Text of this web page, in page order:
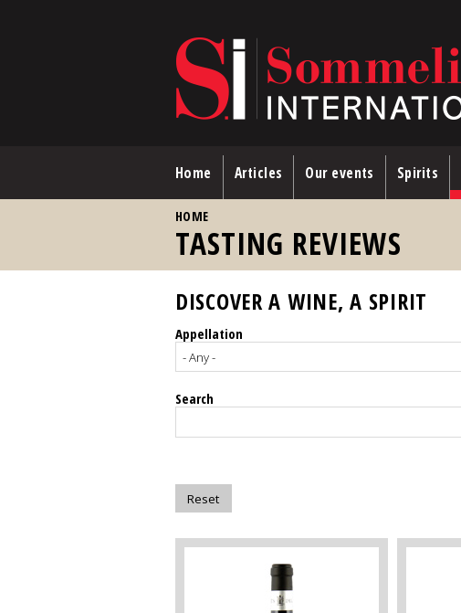
Home Articles Our events Spirits
HOME
TASTING REVIEWS
DISCOVER A WINE, A SPIRIT
Appellation
Search